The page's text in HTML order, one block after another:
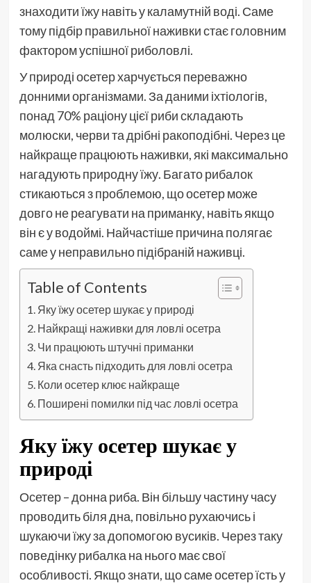
знаходити їжу навіть у каламутній воді. Саме
тому підбір правильної наживки стає головним
фактором успішної риболовлі.
У природі осетер харчується переважно
донними організмами. За даними іхтіологів,
понад 70% раціону цієї риби складають
молюски, черви та дрібні ракоподібні. Через це
найкраще працюють наживки, які максимально
нагадують природну їжу. Багато рибалок
стикаються з проблемою, що осетер може
довго не реагувати на приманку, навіть якщо
він є у водоймі. Найчастіше причина полягає
саме у неправильно підібраній наживці.
Table of Contents
Яку їжу осетер шукає у природі
Найкращі наживки для ловлі осетра
Чи працюють штучні приманки
Яка снасть підходить для ловлі осетра
Коли осетер клює найкраще
Поширені помилки під час ловлі осетра
Яку їжу осетер шукає у
природі
Осетер – донна риба. Він більшу частину часу
проводить біля дна, повільно рухаючись і
шукаючи їжу за допомогою вусиків. Через таку
поведінку рибалка на нього має свої
особливості. Якщо знати, що саме осетер їсть у